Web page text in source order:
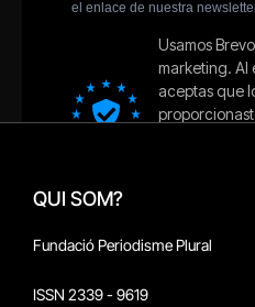
QUI SOM?
Fundació Periodisme Plural
ISSN 2339 - 9619